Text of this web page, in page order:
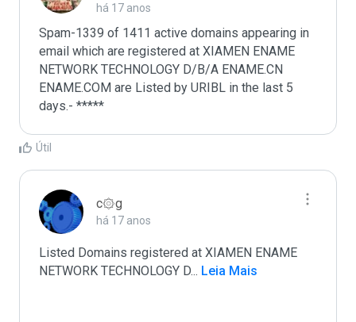
há 17 anos
Spam-1339 of 1411 active domains appearing in
email which are registered at XIAMEN ENAME
NETWORK TECHNOLOGY D/B/A ENAME.CN
ENAME.COM are Listed by URIBL in the last 5
days.- *****
Útil
c۞g
há 17 anos
Listed Domains registered at XIAMEN ENAME
NETWORK TECHNOLOGY D... Leia Mais